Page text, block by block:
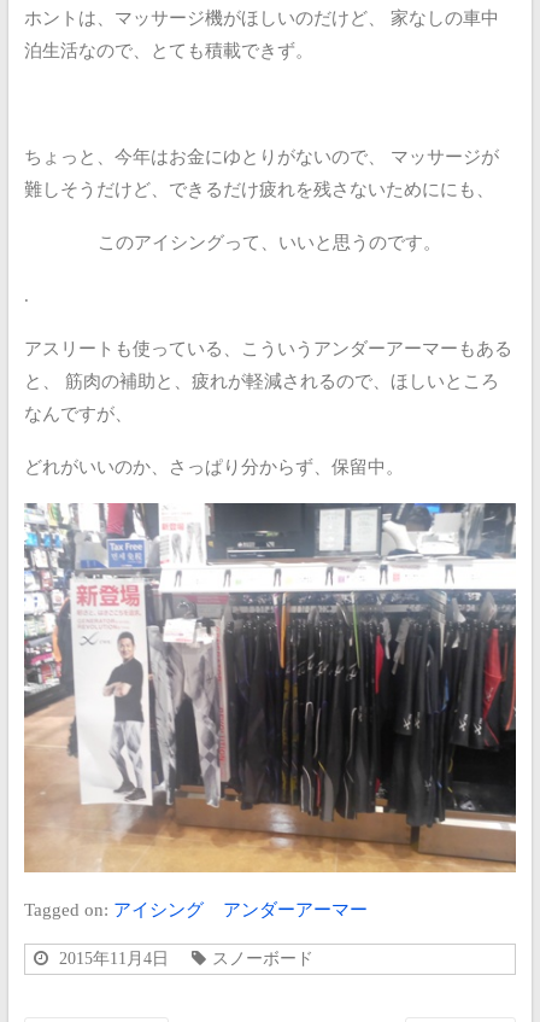
ホントは、マッサージ機がほしいのだけど、
家なしの車中
泊生活なので、とても積載できず。
ちょっと、今年はお金にゆとりがないので、
マッサージが
難しそうだけど、できるだけ疲れを残さないためににも、
このアイシングって、いいと思うのです。
.
アスリートも使っている、こういうアンダーアーマーもある
と、
筋肉の補助と、疲れが軽減されるので、ほしいところ
なんですが、
どれがいいのか、さっぱり分からず、保留中。
Tagged on: アイシング アンダーアーマー
2015年11月4日 スノーボード